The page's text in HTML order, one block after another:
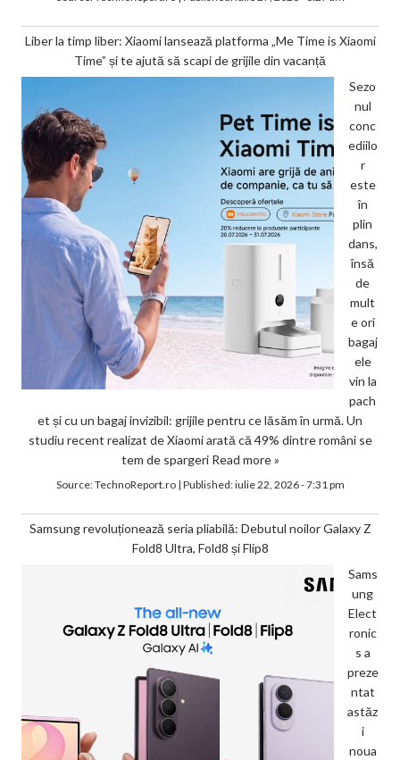
Liber la timp liber: Xiaomi lansează platforma „Me Time is Xiaomi
Time” și te ajută să scapi de grijile din vacanță
Sezo
nul
conc
ediilo
r
este
în
plin
dans,
însă
de
mult
e ori
bagaj
ele
vin la
pach
et și cu un bagaj invizibil: grijile pentru ce lăsăm în urmă. Un
studiu recent realizat de Xiaomi arată că 49% dintre români se
tem de spargeri Read more »
Source:TechnoReport.ro| Published:iulie 22, 2026 - 7:31 pm
Samsung revoluționează seria pliabilă: Debutul noilor Galaxy Z
Fold8 Ultra, Fold8 și Flip8
Sams
ung
Elect
ronic
s a
preze
ntat
astăz
i
noua